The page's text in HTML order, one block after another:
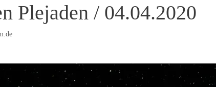
Plejaden / 04.04.2020